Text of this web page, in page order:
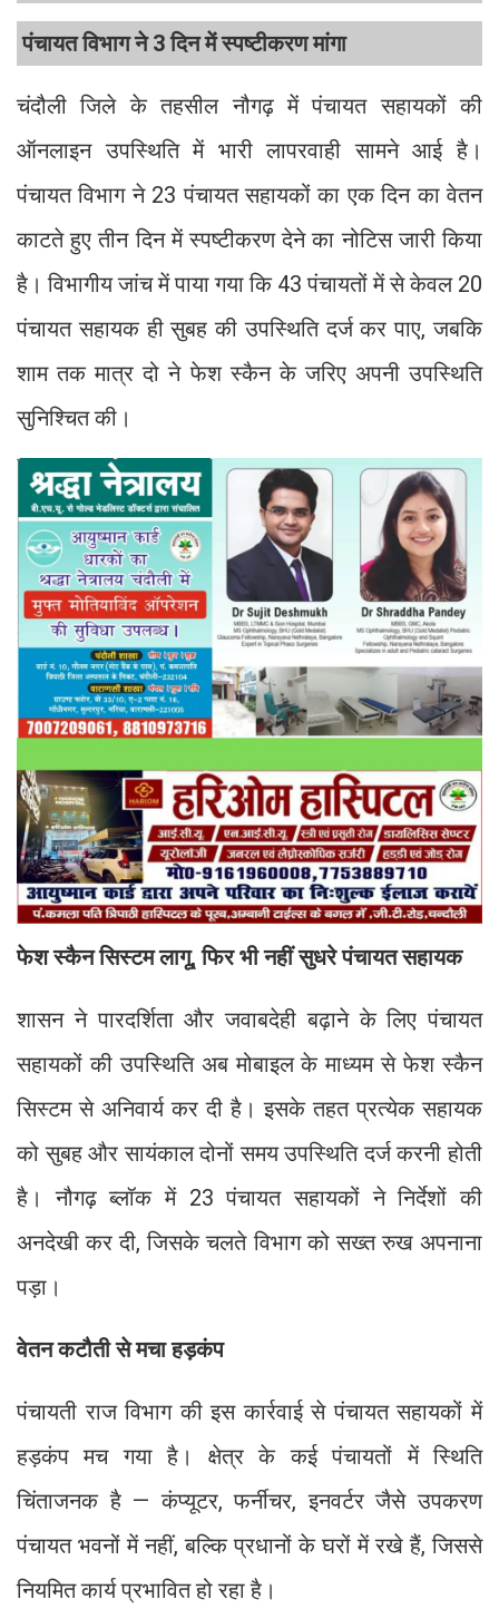
पंचायत विभाग ने 3 दिन में स्पष्टीकरण मांगा
चंदौली जिले के तहसील नौगढ़ में पंचायत सहायकों की
ऑनलाइन उपस्थिति में भारी लापरवाही सामने आई है।
पंचायत विभाग ने 23 पंचायत सहायकों का एक दिन का वेतन
काटते हुए तीन दिन में स्पष्टीकरण देने का नोटिस जारी किया
है। विभागीय जांच में पाया गया कि 43 पंचायतों में से केवल 20
पंचायत सहायक ही सुबह की उपस्थिति दर्ज कर पाए, जबकि
शाम तक मात्र दो ने फेश स्कैन के जरिए अपनी उपस्थिति
सुनिश्चित की।
फेश स्कैन सिस्टम लागू, फिर भी नहीं सुधरे पंचायत सहायक
शासन ने पारदर्शिता और जवाबदेही बढ़ाने के लिए पंचायत
सहायकों की उपस्थिति अब मोबाइल के माध्यम से फेश स्कैन
सिस्टम से अनिवार्य कर दी है। इसके तहत प्रत्येक सहायक
को सुबह और सायंकाल दोनों समय उपस्थिति दर्ज करनी होती
है। नौगढ़ ब्लॉक में 23 पंचायत सहायकों ने निर्देशों की
अनदेखी कर दी, जिसके चलते विभाग को सख्त रुख अपनाना
पड़ा।
वेतन कटौती से मचा हड़कंप
पंचायती राज विभाग की इस कार्रवाई से पंचायत सहायकों में
हड़कंप मच गया है। क्षेत्र के कई पंचायतों में स्थिति
चिंताजनक है — कंप्यूटर, फर्नीचर, इनवर्टर जैसे उपकरण
पंचायत भवनों में नहीं, बल्कि प्रधानों के घरों में रखे हैं, जिससे
नियमित कार्य प्रभावित हो रहा है।